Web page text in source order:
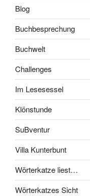
Blog
Buchbesprechung
Buchwelt
Challenges
Im Lesesessel
Klönstunde
SuBventur
Villa Kunterbunt
Wörterkatze liest…
Wörterkatzes Sicht